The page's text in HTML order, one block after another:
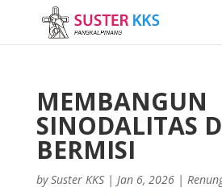
MEMBANGUN
SINODALITAS
BERMISI
bySuster KKS| Jan 6, 2026|